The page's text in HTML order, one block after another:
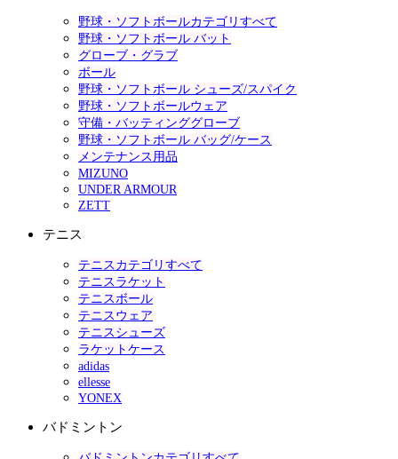
野球・ソフトボールカテゴリすべて
野球・ソフトボール バット
グローブ・グラブ
ボール
野球・ソフトボール シューズ/スパイク
野球・ソフトボールウェア
守備・バッティンググローブ
野球・ソフトボール バッグ/ケース
メンテナンス用品
MIZUNO
UNDER ARMOUR
ZETT
テニス
テニスカテゴリすべて
テニスラケット
テニスボール
テニスウェア
テニスシューズ
ラケットケース
adidas
ellesse
YONEX
バドミントン